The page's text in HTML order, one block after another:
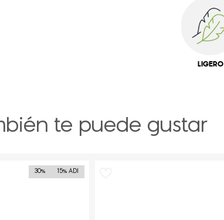
LIGERO
te puede gustar
30% 15% ADI